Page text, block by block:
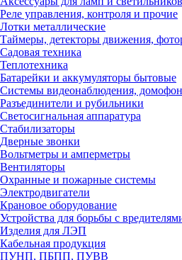
Реле управления, контроля и прочие
Лотки металлические
Таймеры, детекторы движения,
Садовая техника
Теплотехника
Батарейки и аккумуляторы бытовые
Системы видеонаблюдения,
Разъединители и рубильники
Светосигнальная аппаратура
Стабилизаторы
Дверные звонки
Вольтметры и амперметры
Вентиляторы
Охранные и пожарные системы
Электродвигатели
Крановое оборудование
Устройства для борьбы с
Изделия для ЛЭП
Кабельная продукция
ПУНП, ПБПП, ПУВВ